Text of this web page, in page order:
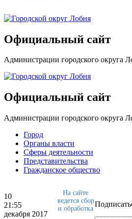
Официальный сайт
Администрации городского округа
Официальный сайт
Администрации городского округа
Город
Органы власти
Сферы деятельности
Представительства
Гражданское общество
10
21:55
декабря 2017
На сайте
ведется сбор
и обработка